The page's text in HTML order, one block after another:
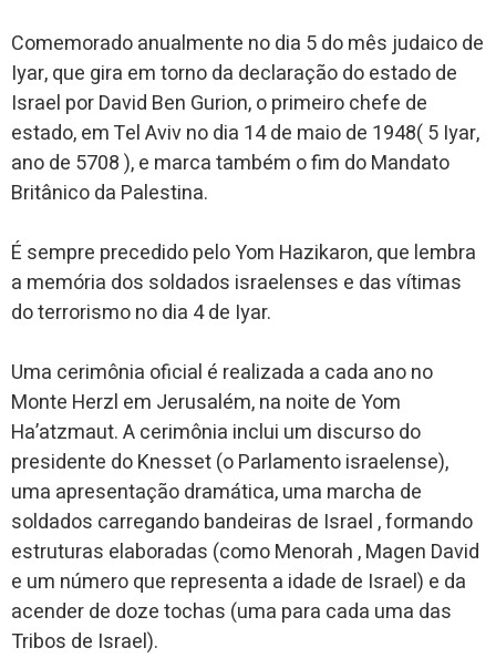
Comemorado anualmente no dia 5 do mês judaico de
Iyar, que gira em torno da declaração do estado de
Israel por David Ben Gurion, o primeiro chefe de
estado, em Tel Aviv no dia 14 de maio de 1948( 5 Iyar,
ano de 5708 ), e marca também o fim do Mandato
Britânico da Palestina.
É sempre precedido pelo Yom Hazikaron, que lembra
a memória dos soldados israelenses e das vítimas
do terrorismo no dia 4 de Iyar.
Uma cerimônia oficial é realizada a cada ano no
Monte Herzl em Jerusalém, na noite de Yom
Ha’atzmaut. A cerimônia inclui um discurso do
presidente do Knesset (o Parlamento israelense),
uma apresentação dramática, uma marcha de
soldados carregando bandeiras de Israel , formando
estruturas elaboradas (como Menorah , Magen David
e um número que representa a idade de Israel) e da
acender de doze tochas (uma para cada uma das
Tribos de Israel).